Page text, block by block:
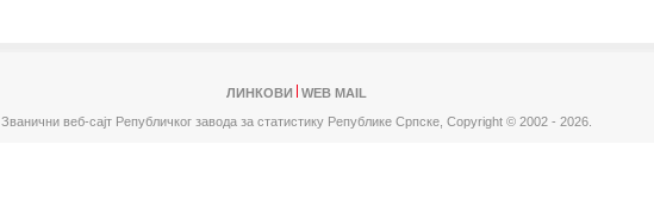
ЛИНКОВИ
WEB MAIL
Званични веб-сајт Републичког завода за статистику Републике Српске, Copyright © 2002 - 2026.